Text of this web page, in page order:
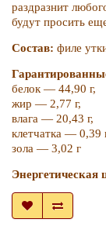
раздразнит
будут просить
Состав: филе
белок — 44,90 г,
жир — 2,77 г,
влага — 20,43 г,
клетчатка — 0,39
зола — 3,02 г
Энергетическая